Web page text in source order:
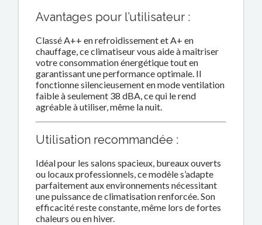
Avantages pour l’utilisateur :
Classé A++ en refroidissement et A+ en
chauffage, ce climatiseur vous aide à maîtriser
votre consommation énergétique tout en
garantissant une performance optimale. Il
fonctionne silencieusement en mode ventilation
faible à seulement 38 dBA, ce qui le rend
agréable à utiliser, même la nuit.
Utilisation recommandée :
Idéal pour les salons spacieux, bureaux ouverts
ou locaux professionnels, ce modèle s’adapte
parfaitement aux environnements nécessitant
une puissance de climatisation renforcée. Son
efficacité reste constante, même lors de fortes
chaleurs ou en hiver.